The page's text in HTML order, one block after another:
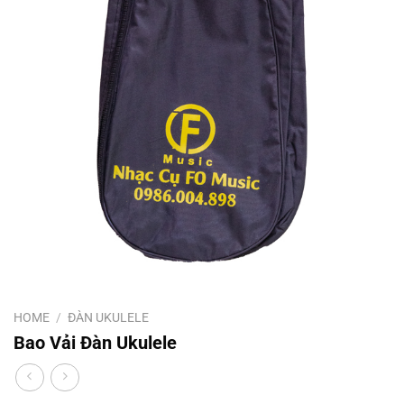
HOME / ĐÀN UKULELE
Bao Vải Đàn Ukulele